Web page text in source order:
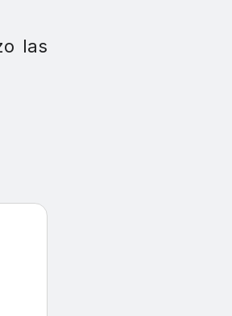
las